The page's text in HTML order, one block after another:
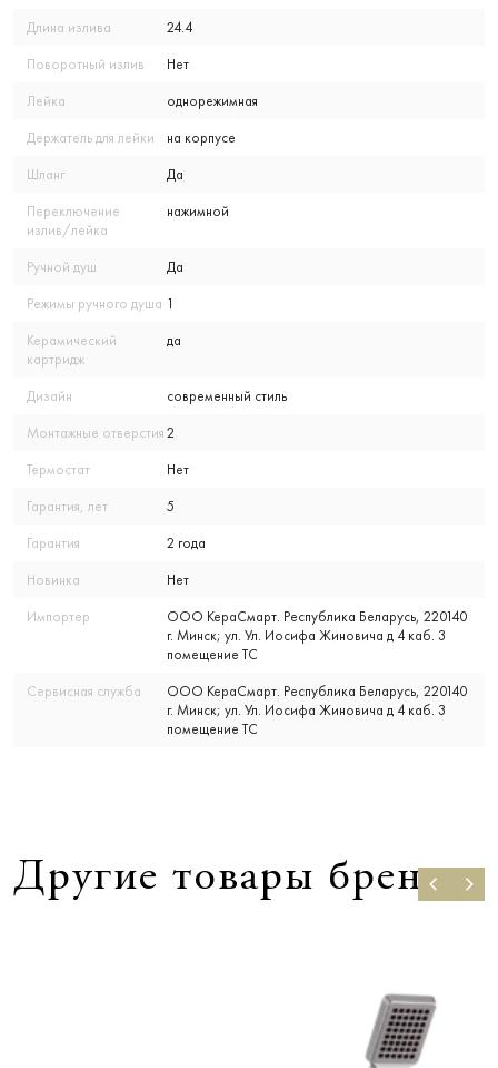
Длина излива 24.4
Поворотный излив Нет
Лейка однорежимная
Держатель для лейки на корпусе
Шланг Да
Переключение
излив/лейка
нажимной
Ручной душ Да
Режимы ручного душа 1
Керамический
картридж
да
Дизайн современный стиль
Монтажные отверстия 2
Термостат Нет
Гарантия, лет 5
Гарантия 2 года
Новинка Нет
Импортер
ООО КераСмарт. Республика Беларусь, 220140
г. Минск; ул. Ул. Иосифа Жиновича д 4 каб. 3
помещение ТС
Сервисная служба
ООО КераСмарт. Республика Беларусь, 220140
г. Минск; ул. Ул. Иосифа Жиновича д 4 каб. 3
помещение ТС
Другие товары бренда